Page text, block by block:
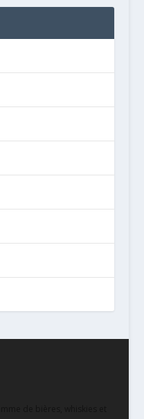
de bières, whiskies et